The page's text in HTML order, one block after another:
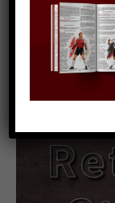
w
sezonie